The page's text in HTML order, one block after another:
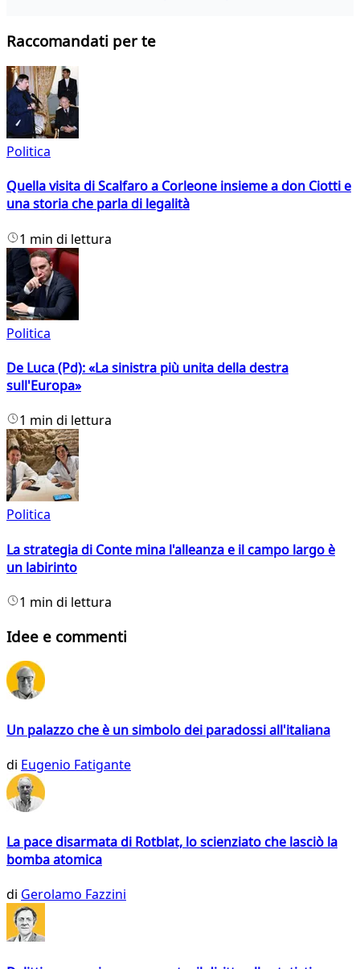
Raccomandati per te
Politica
Quella visita di Scalfaro a Corleone insieme a don Ciotti e
una storia che parla di legalità
1 min di lettura
Politica
De Luca (Pd): «La sinistra più unita della destra
sull'Europa»
1 min di lettura
Politica
La strategia di Conte mina l'alleanza e il campo largo è
un labirinto
1 min di lettura
Idee e commenti
Un palazzo che è un simbolo dei paradossi all'italiana
di Eugenio Fatigante
La pace disarmata di Rotblat, lo scienziato che lasciò la
bomba atomica
di Gerolamo Fazzini